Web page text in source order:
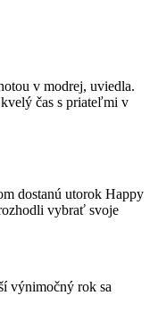
v modrej, uviedla.
čas s priateľmi v
dostanú utorok Happy
vybrať svoje
výnimočný rok sa